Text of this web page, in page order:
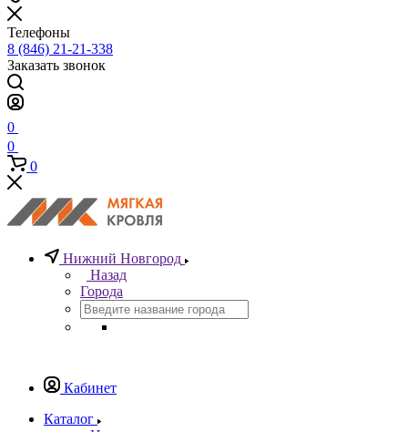
Телефоны
8 (846) 21-21-338
Заказать звонок
0
0
0
Нижний Новгород
Назад
Города
Кабинет
Каталог